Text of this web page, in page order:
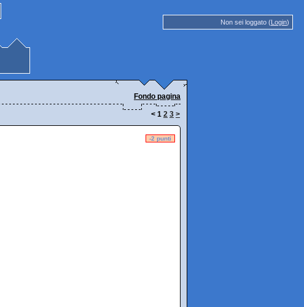
Non sei loggato (Login)
Fondo pagina
< 1 2 3 >
-2 punti